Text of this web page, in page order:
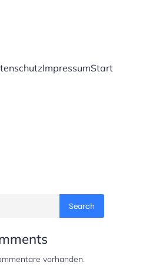
ImpressumStart
Search
vorhanden.